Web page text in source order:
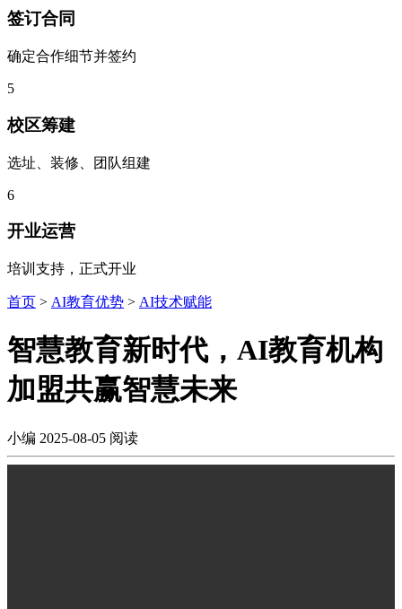
签订合同
确定合作细节并签约
5
校区筹建
选址、装修、团队组建
6
开业运营
培训支持，正式开业
首页 > AI教育优势 > AI技术赋能
智慧教育新时代，AI教育机构
加盟共赢智慧未来
小编 2025-08-05 阅读